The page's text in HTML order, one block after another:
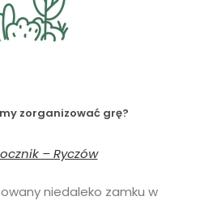
zorganizować grę?
– Ryczów
niedaleko zamku w